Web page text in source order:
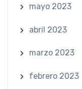
mayo 2023
abril 2023
marzo 2023
febrero 2023